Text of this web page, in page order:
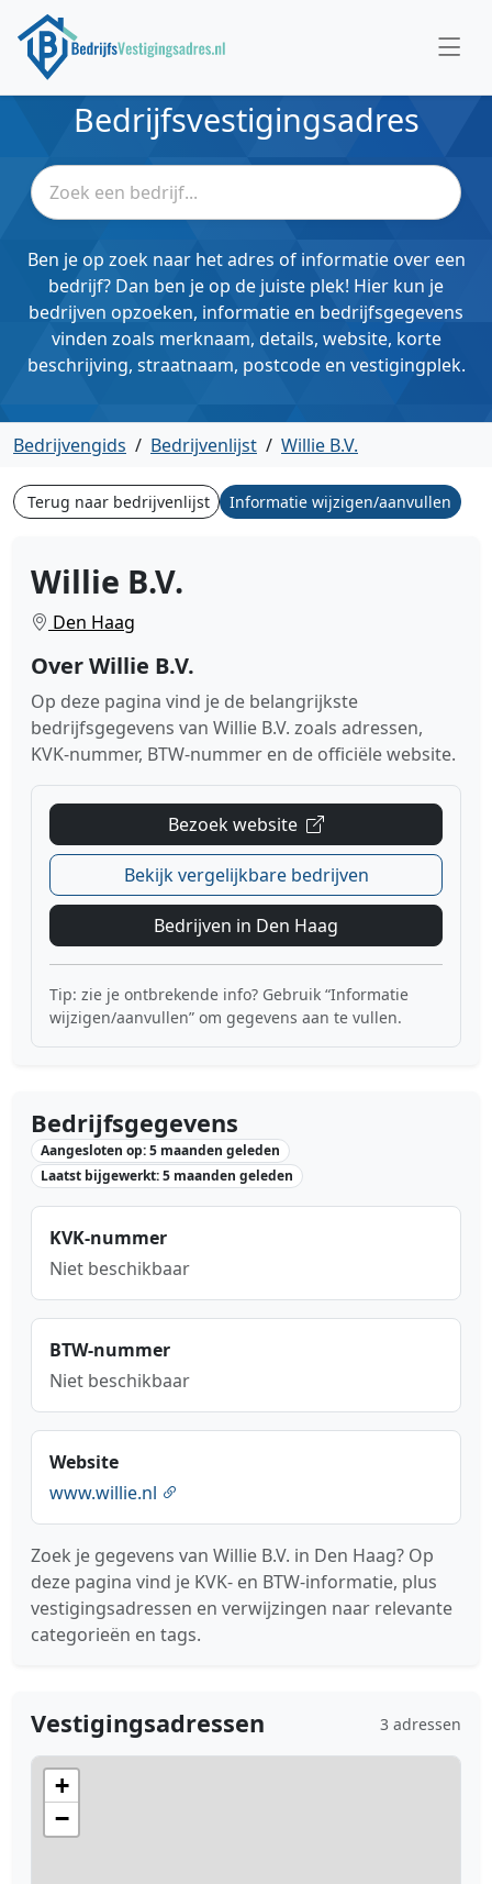
Bedrijfsvestigingsadres
Ben je op zoek naar het adres of informatie over een
bedrijf? Dan ben je op de juiste plek! Hier kun je
bedrijven opzoeken, informatie en bedrijfsgegevens
vinden zoals merknaam, details, website, korte
beschrijving, straatnaam, postcode en vestigingplek.
Bedrijvengids / Bedrijvenlijst / Willie B.V.
Terug naar bedrijvenlijst Informatie wijzigen/aanvullen
Willie B.V.
Den Haag
Over Willie B.V.
Op deze pagina vind je de belangrijkste
bedrijfsgegevens van Willie B.V. zoals adressen,
KVK-nummer, BTW-nummer en de officiële website.
Bezoek website
Bekijk vergelijkbare bedrijven
Bedrijven in Den Haag
Tip: zie je ontbrekende info? Gebruik “Informatie
wijzigen/aanvullen” om gegevens aan te vullen.
Bedrijfsgegevens
Aangesloten op: 5 maanden geleden
Laatst bijgewerkt: 5 maanden geleden
KVK-nummer
Niet beschikbaar
BTW-nummer
Niet beschikbaar
Website
www.willie.nl
Zoek je gegevens van Willie B.V. in Den Haag? Op
deze pagina vind je KVK- en BTW-informatie, plus
vestigingsadressen en verwijzingen naar relevante
categorieën en tags.
Vestigingsadressen 3 adressen
+
−